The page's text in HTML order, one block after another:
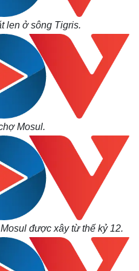
len ở sông Tigris.
Mosul.
được xây từ thế kỷ 12.